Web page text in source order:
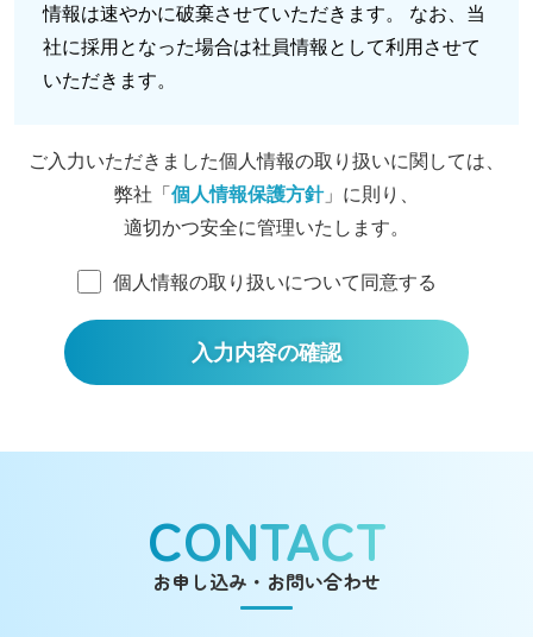
情報は速やかに破棄させていただきます。 なお、当
社に採用となった場合は社員情報として利用させて
いただきます。
ご入力いただきました個人情報の取り扱いに関しては、
弊社「個人情報保護方針」に則り、
適切かつ安全に管理いたします。
個人情報の取り扱いについて同意する
入力内容の確認
CONTACT
お申し込み・お問い合わせ